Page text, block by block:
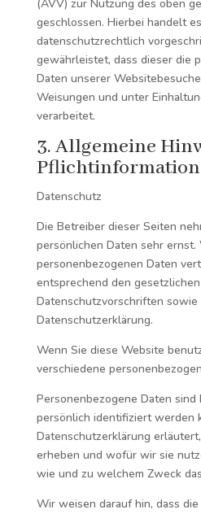
(AVV) zur Nutzung des oben
geschlossen. Hierbei handelt
datenschutzrechtlich
gewährleistet, dass dieser die
Daten unserer
Weisungen und unter
verarbeitet.
3. Allgemeine
Datenschutz
Die Betreiber dieser Seiten
persönlichen Daten sehr ernst.
personenbezogenen Daten
entsprechend den gesetzlichen
Datenschutzvorschriften sowie
Datenschutzerklärung.
Wenn Sie diese Website
verschiedene
Personenbezogene Daten sind
persönlich identifiziert werden
Datenschutzerklärung
erheben und wofür wir sie
wie und zu welchem Zweck
Wir weisen darauf hin, dass